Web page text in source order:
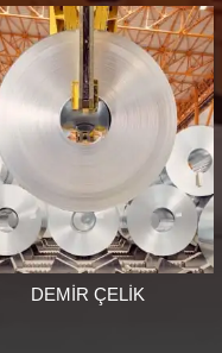
TRANSFORMATÖRLERİ